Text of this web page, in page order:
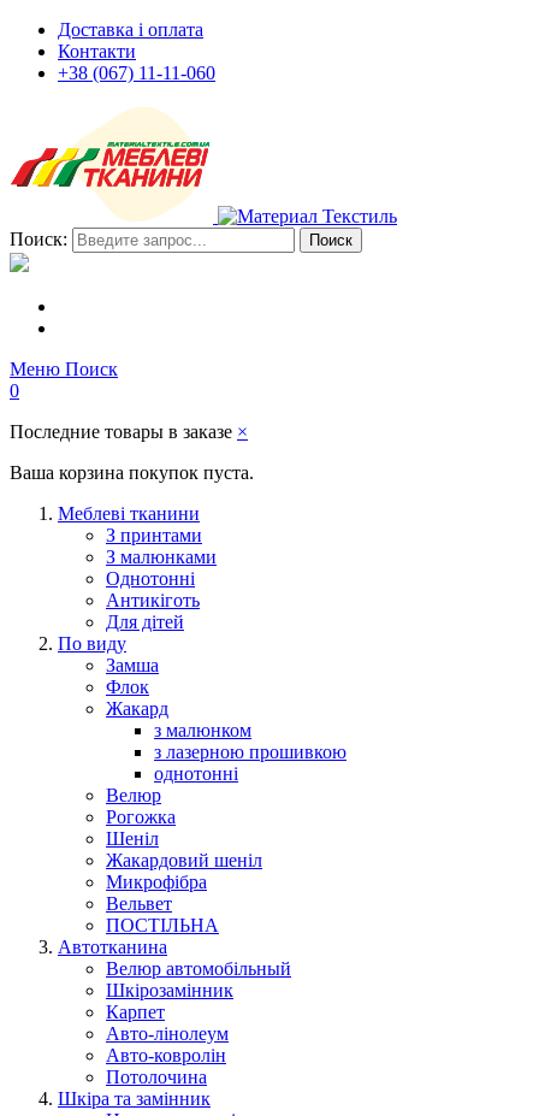
Доставка і оплата
Контакти
+38 (067) 11-11-060
Поиск: Поиск
Меню Поиск
0
Последние товары в заказе ×
Ваша корзина покупок пуста.
Меблеві тканини
З принтами
З малюнками
Однотонні
Антикіготь
Для дітей
По виду
Замша
Флок
Жакард
з малюнком
з лазерною прошивкою
однотонні
Велюр
Рогожка
Шеніл
Жакардовий шеніл
Микрофібра
Вельвет
ПОСТІЛЬНА
Автотканина
Велюр автомобільный
Шкірозамінник
Карпет
Авто-лінолеум
Авто-ковролін
Потолочина
Шкіра та замінник